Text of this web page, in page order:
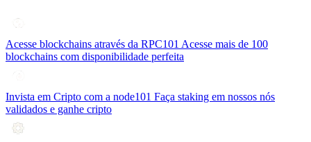
Acesse blockchains através da RPC101 Acesse mais de 100
blockchains com disponibilidade perfeita
Invista em Cripto com a node101 Faça staking em nossos nós
validados e ganhe cripto